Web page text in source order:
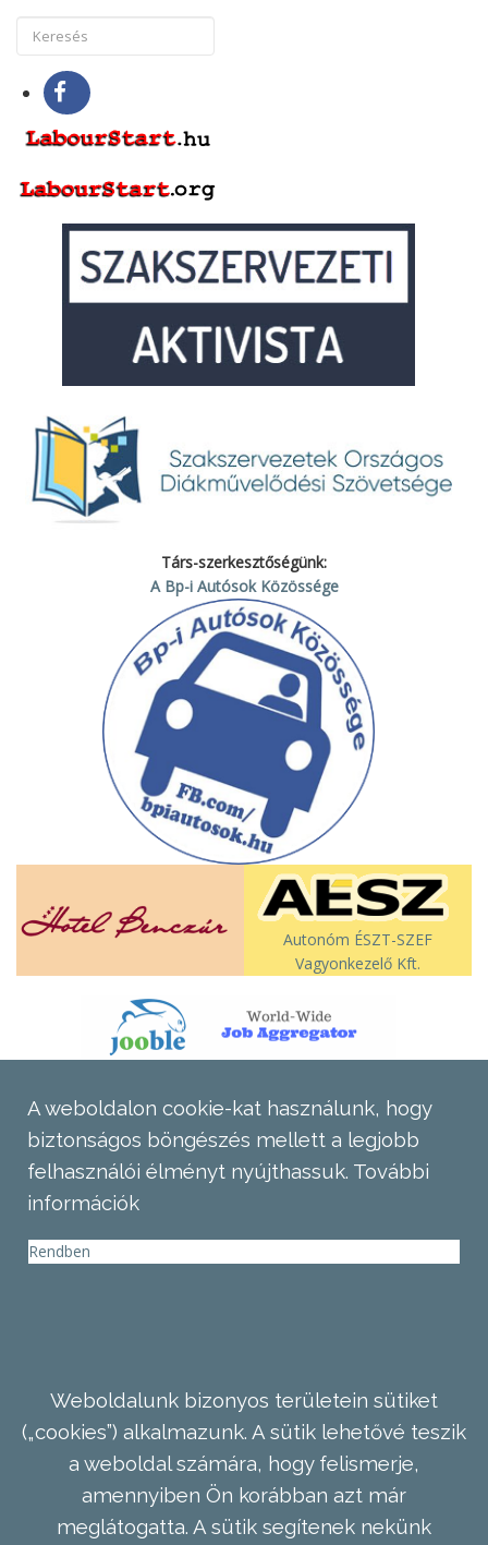
Társ-szerkesztőségünk:
A Bp-i Autósok Közössége
Autonóm ÉSZT-SZEF
Vagyonkezelő Kft.
A weboldalon cookie-kat használunk, hogy
biztonságos böngészés mellett a legjobb
felhasználói élményt nyújthassuk. További
információk
Rendben
Weboldalunk bizonyos területein sütiket
(„cookies”) alkalmazunk. A sütik lehetővé teszik
a weboldal számára, hogy felismerje,
amennyiben Ön korábban azt már
meglátogatta. A sütik segítenek nekünk